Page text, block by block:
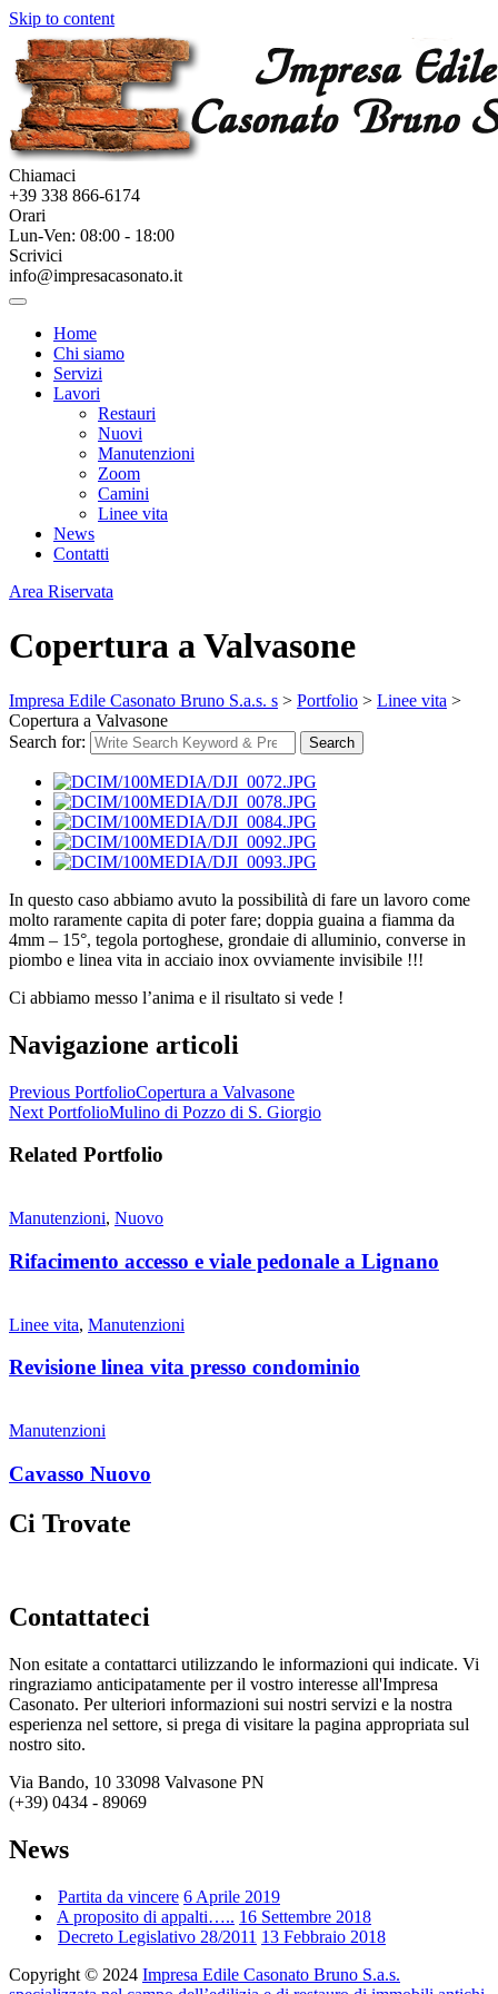
Skip to content
Chiamaci
+39 338 866-6174
Orari
Lun-Ven: 08:00 - 18:00
Scrivici
info@impresacasonato.it
Home
Chi siamo
Servizi
Lavori
Restauri
Nuovi
Manutenzioni
Zoom
Camini
Linee vita
News
Contatti
Area Riservata
Copertura a Valvasone
Impresa Edile Casonato Bruno S.a.s. s > Portfolio > Linee vita >
Copertura a Valvasone
Search for:
Search
In questo caso abbiamo avuto la possibilità di fare un lavoro come
molto raramente capita di poter fare; doppia guaina a fiamma da
4mm – 15°, tegola portoghese, grondaie di alluminio, converse in
piombo e linea vita in acciaio inox ovviamente invisibile !!!
Ci abbiamo messo l’anima e il risultato si vede !
Navigazione articoli
Previous PortfolioCopertura a Valvasone
Next PortfolioMulino di Pozzo di S. Giorgio
Related Portfolio
Manutenzioni, Nuovo
Rifacimento accesso e viale pedonale a Lignano
Linee vita, Manutenzioni
Revisione linea vita presso condominio
Manutenzioni
Cavasso Nuovo
Ci Trovate
Contattateci
Non esitate a contattarci utilizzando le informazioni qui indicate. Vi
ringraziamo anticipatamente per il vostro interesse all'Impresa
Casonato. Per ulteriori informazioni sui nostri servizi e la nostra
esperienza nel settore, si prega di visitare la pagina appropriata sul
nostro sito.
Via Bando, 10 33098 Valvasone PN
(+39) 0434 - 89069
News
Partita da vincere 6 Aprile 2019
A proposito di appalti….. 16 Settembre 2018
Decreto Legislativo 28/2011 13 Febbraio 2018
Copyright © 2024 Impresa Edile Casonato Bruno S.a.s.